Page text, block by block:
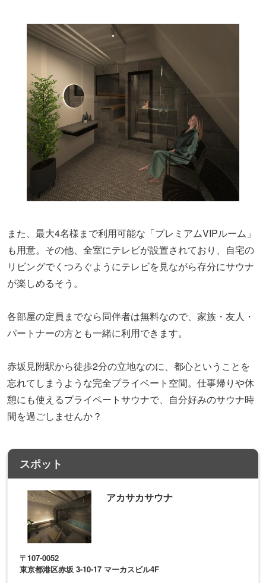
また、最大4名様まで利用可能な「プレミアムVIPルーム」
も用意。その他、全室にテレビが設置されており、自宅の
リビングでくつろぐようにテレビを見ながら存分にサウナ
が楽しめるそう。
各部屋の定員までなら同伴者は無料なので、家族・友人・
パートナーの方とも一緒に利用できます。
赤坂見附駅から徒歩2分の立地なのに、都心ということを
忘れてしまうような完全プライベート空間。仕事帰りや休
憩にも使えるプライベートサウナで、自分好みのサウナ時
間を過ごしませんか？
スポット
アカサカサウナ
〒107-0052
東京都港区赤坂 3-10-17 マーカスビル4F